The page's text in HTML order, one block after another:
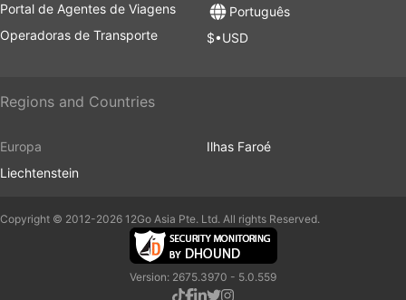
Portal de Agentes de Viagens
Operadoras de Transporte
Português
$•USD
Regions and Countries
Europa
Liechtenstein
Ilhas Faroé
Copyright © 2012-2026 12Go Asia Pte. Ltd. All rights Reserved.
Version: 2675.3970 - 5.0.559